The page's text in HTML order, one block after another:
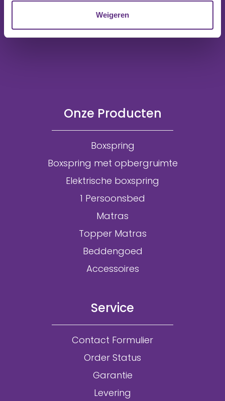
Weigeren
Onze Producten
Boxspring
Boxspring met opbergruimte
Elektrische boxspring
1 Persoonsbed
Matras
Topper Matras
Beddengoed
Accessoires
Service
Contact Formulier
Order Status
Garantie
Levering